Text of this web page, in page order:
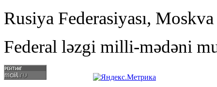
Rusiya Federasiyası,
Federal ləzgi milli-mədəni